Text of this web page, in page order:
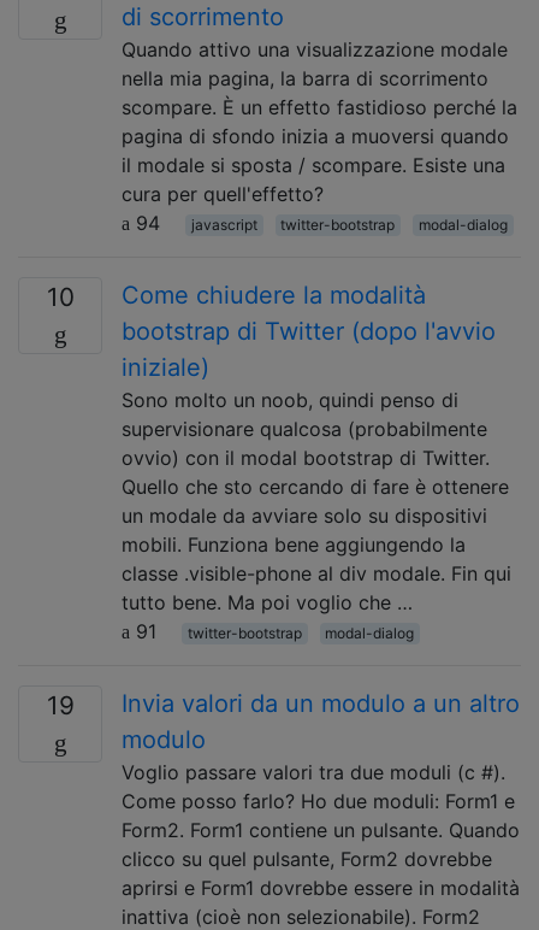
di scorrimento
Quando attivo una visualizzazione modale
nella mia pagina, la barra di scorrimento
scompare. È un effetto fastidioso perché la
pagina di sfondo inizia a muoversi quando
il modale si sposta / scompare. Esiste una
cura per quell'effetto?
94
javascript twitter-bootstrap modal-dialog
10
Come chiudere la modalità
bootstrap di Twitter (dopo l'avvio
iniziale)
Sono molto un noob, quindi penso di
supervisionare qualcosa (probabilmente
ovvio) con il modal bootstrap di Twitter.
Quello che sto cercando di fare è ottenere
un modale da avviare solo su dispositivi
mobili. Funziona bene aggiungendo la
classe .visible-phone al div modale. Fin qui
tutto bene. Ma poi voglio che …
91
twitter-bootstrap modal-dialog
19
Invia valori da un modulo a un altro
modulo
Voglio passare valori tra due moduli (c #).
Come posso farlo? Ho due moduli: Form1 e
Form2. Form1 contiene un pulsante. Quando
clicco su quel pulsante, Form2 dovrebbe
aprirsi e Form1 dovrebbe essere in modalità
inattiva (cioè non selezionabile). Form2